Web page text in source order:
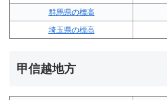
群馬県の標高
埼玉県の標高
甲信越地方